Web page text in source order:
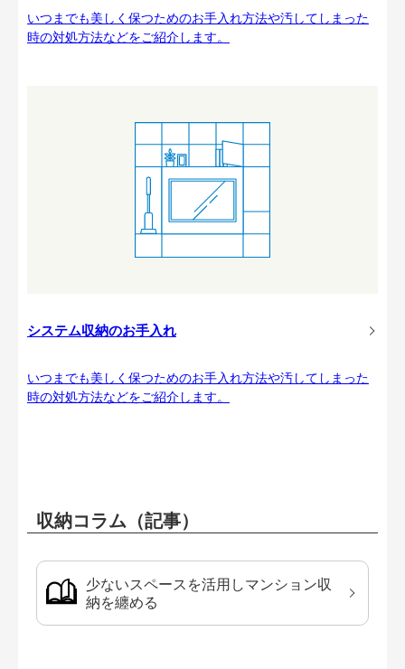
いつまでも美しく保つためのお手入れ方法や汚してしまった
時の対処方法などをご紹介します。
システム収納のお手入れ
いつまでも美しく保つためのお手入れ方法や汚してしまった
時の対処方法などをご紹介します。
収納コラム（記事）
少ないスペースを活用しマンション収
納を纏める